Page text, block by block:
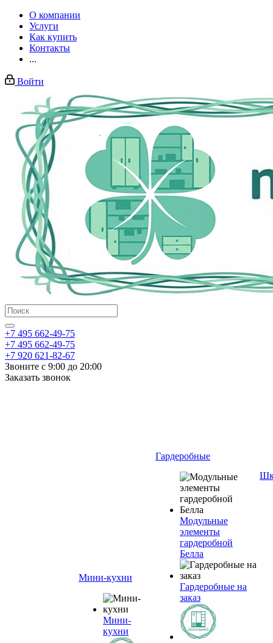
О компании
Услуги
Как купить
Контакты
...
Войти
+7 495 662-49-75
+7 495 662-49-75
+7 920 621-82-67
Звоните с 9:00 до 20:00
Заказать звонок
Мини-кухни
Мини-
кухни
Гардеробные
Модульные
элементы
гардеробной
Белла
Гардеробные на
заказ